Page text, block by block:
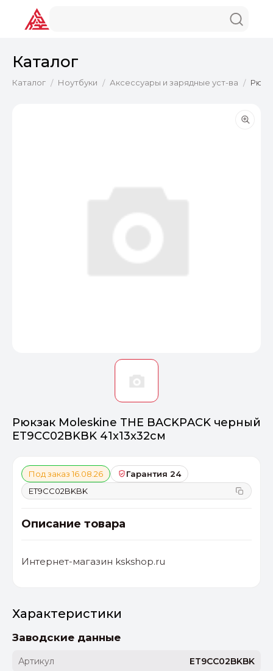
Каталог
Каталог / Ноутбуки / Аксессуары и зарядные уст-ва /
Рюкзак Moleskine THE BACKPACK черный
ET9CC02BKBK 41x13x32см
Под заказ 16.08.26
Гарантия 24
ET9CC02BKBK
Описание товара
Интернет-магазин kskshop.ru
Характеристики
Заводские данные
Артикул
ET9CC02BKBK